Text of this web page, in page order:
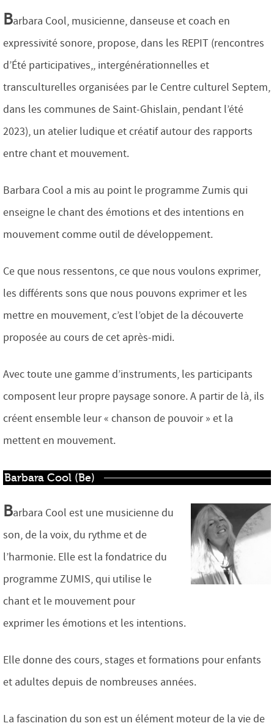
Barbara Cool, musicienne, danseuse et coach en
expressivité sonore, propose, dans les REPIT (rencontres
d’Été participatives,, intergénérationnelles et
transculturelles organisées par le Centre culturel Septem,
dans les communes de Saint-Ghislain, pendant l’été
2023), un atelier ludique et créatif autour des rapports
entre chant et mouvement.
Barbara Cool a mis au point le programme Zumis qui
enseigne le chant des émotions et des intentions en
mouvement comme outil de développement.
Ce que nous ressentons, ce que nous voulons exprimer,
les différents sons que nous pouvons exprimer et les
mettre en mouvement, c’est l’objet de la découverte
proposée au cours de cet après-midi.
Avec toute une gamme d’instruments, les participants
composent leur propre paysage sonore. A partir de là, ils
créent ensemble leur « chanson de pouvoir » et la
mettent en mouvement.
Barbara Cool (Be)
Barbara Cool est une musicienne du
son, de la voix, du rythme et de
l’harmonie. Elle est la fondatrice du
programme ZUMIS, qui utilise le
chant et le mouvement pour
exprimer les émotions et les intentions.
Elle donne des cours, stages et formations pour enfants
et adultes depuis de nombreuses années.
La fascination du son est un élément moteur de la vie de